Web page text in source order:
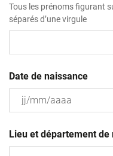
Tous les prénoms figurant
séparés d’une virgule
Date de naissance
slash
MM
Lieu et département de